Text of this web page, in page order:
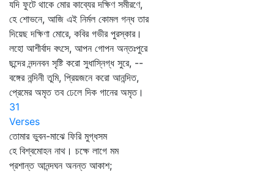
যদি ফুটে থাকে মোর কাব্যের দক্ষিণ সমীরণে,
হে শোভনে, আজি এই নির্মল কোমল গন্ধ তার
দিয়েছ দক্ষিণা মোরে, কবির গভীর পুরস্কার।
লহো আশীর্বাদ বৎসে, আপন গোপন অন্তঃপুরে
ছন্দের নন্দনবন সৃষ্টি করো সুধাস্নিগ্ধ সুরে, --
বঙ্গের নন্দিনী তুমি, প্রিয়জনে করো আনন্দিত,
প্রেমের অমৃত তব ঢেলে দিক গানের অমৃত।
31
Verses
তোমার ভুবন-মাঝে ফিরি মুগ্ধসম
হে বিশ্বমোহন নাথ। চক্ষে লাগে মম
প্রশান্ত আনন্দঘন অনন্ত আকাশ;